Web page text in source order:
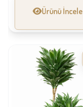
Ürünü İncele